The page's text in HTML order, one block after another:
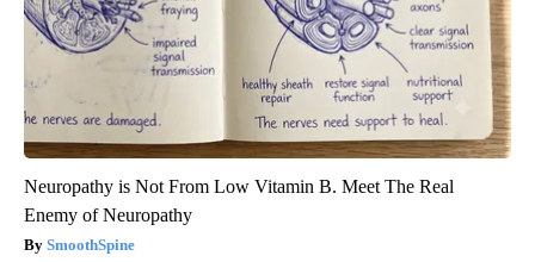
Neuropathy is Not From Low Vitamin B. Meet The Real
Enemy of Neuropathy
SmoothSpine